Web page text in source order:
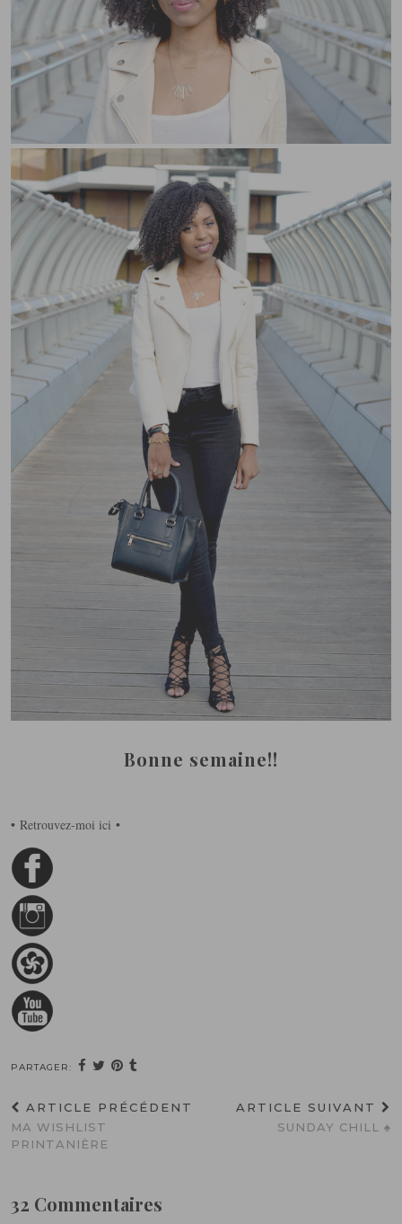
Bonne semaine!!
• Retrouvez-moi ici •
PARTAGER:
ARTICLE PRÉCÉDENT
MA WISHLIST
PRINTANIÈRE
ARTICLE SUIVANT
SUNDAY CHILL ♠
32 Commentaires